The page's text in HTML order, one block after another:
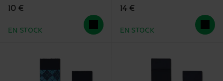
10 €
EN STOCK
14 €
EN STOCK